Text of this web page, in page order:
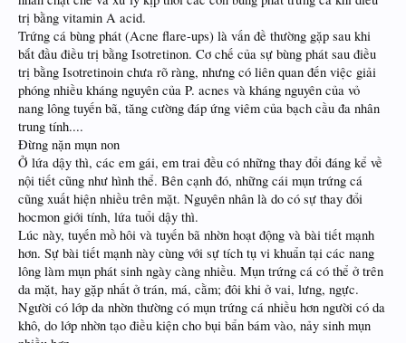
trị bằng vitamin A acid.
Trứng cá bùng phát (Acne flare-ups) là vấn đề thường gặp sau khi
bắt đầu điều trị bằng Isotretinon. Cơ chế của sự bùng phát sau điều
trị bằng Isotretinoin chưa rõ ràng, nhưng có liên quan đến việc giải
phóng nhiều kháng nguyên của P. acnes và kháng nguyên của vỏ
nang lông tuyến bã, tăng cường đáp ứng viêm của bạch cầu đa nhân
trung tính....
Đừng nặn mụn non
Ở lứa dậy thì, các em gái, em trai đều có những thay đổi đáng kể về
nội tiết cũng như hình thể. Bên cạnh đó, những cái mụn trứng cá
cũng xuất hiện nhiều trên mặt. Nguyên nhân là do có sự thay đổi
hocmon giới tính, lứa tuổi dậy thì.
Lúc này, tuyến mồ hôi và tuyến bã nhờn hoạt động và bài tiết mạnh
hơn. Sự bài tiết mạnh này cùng với sự tích tụ vi khuẩn tại các nang
lông làm mụn phát sinh ngày càng nhiều. Mụn trứng cá có thể ở trên
da mặt, hay gặp nhất ở trán, má, cằm; đôi khi ở vai, lưng, ngực.
Người có lớp da nhờn thường có mụn trứng cá nhiều hơn người có da
khô, do lớp nhờn tạo điều kiện cho bụi bẩn bám vào, nảy sinh mụn